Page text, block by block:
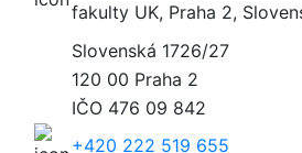
fakulty UK, Praha 2,
Slovenská 1726/27
120 00 Praha 2
IČO 476 09 842
+420 222 519 655